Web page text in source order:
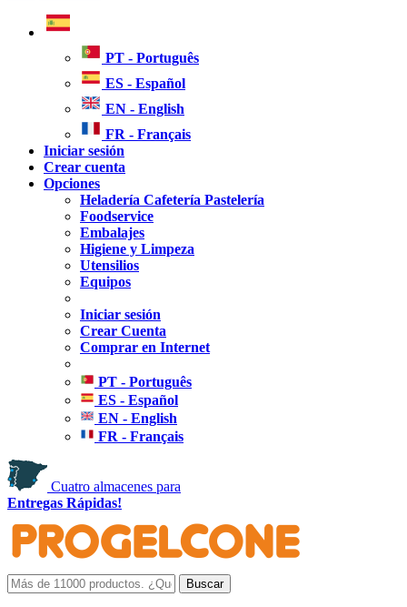
PT - Português
ES - Español
EN - English
FR - Français
Iniciar sesión
Crear cuenta
Opciones
Heladería Cafetería Pastelería
Foodservice
Embalajes
Higiene y Limpeza
Utensilios
Equipos
Iniciar sesión
Crear Cuenta
Comprar en Internet
PT - Português
ES - Español
EN - English
FR - Français
Cuatro almacenes para
Entregas Rápidas!